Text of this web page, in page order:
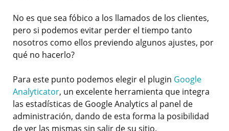
No es que sea fóbico a los llamados de los clientes,
pero si podemos evitar perder el tiempo tanto
nosotros como ellos previendo algunos ajustes, por
qué no hacerlo?
Para este punto podemos elegir el plugin Google
Analyticator, un excelente herramienta que integra
las estadísticas de Google Analytics al panel de
administración, dando de esta forma la posibilidad
de ver las mismas sin salir de su sitio.